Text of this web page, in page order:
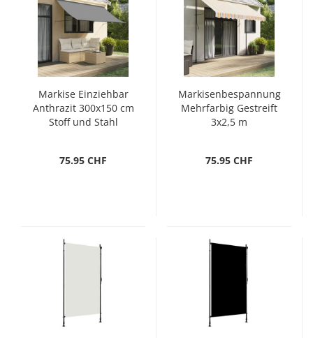
Markise Einziehbar
Anthrazit 300x150 cm
Stoff und Stahl
75.95 CHF
Markisenbespannung
Mehrfarbig Gestreift
3x2,5 m
75.95 CHF